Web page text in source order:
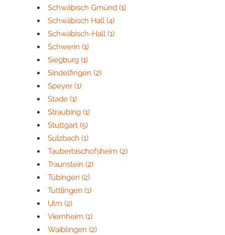
Schwäbisch Gmünd (1)
Schwäbisch Hall (4)
Schwäbisch-Hall (1)
Schwerin (1)
Siegburg (1)
Sindelfingen (2)
Speyer (1)
Stade (1)
Straubing (1)
Stuttgart (5)
Sulzbach (1)
Tauberbischofsheim (2)
Traunstein (2)
Tübingen (2)
Tuttlingen (1)
Ulm (2)
Viernheim (1)
Waiblingen (2)